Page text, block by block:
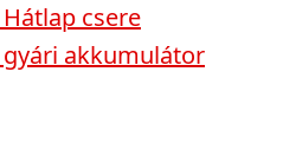
csere
gyári akkumulátor